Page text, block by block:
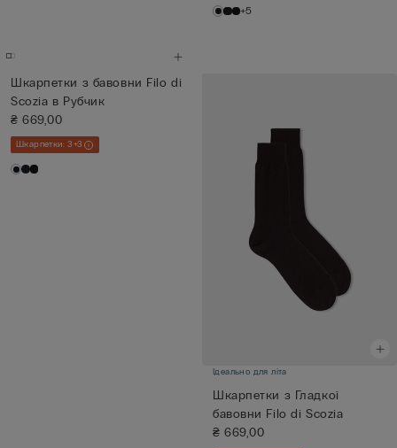
+5
Шкарпетки з бавовни Filo di
Scozia в Рубчик
₴ 669,00
Шкарпетки: 3+3
Ідеально для літа
Шкарпетки з Гладкої
бавовни Filo di Scozia
₴ 669,00